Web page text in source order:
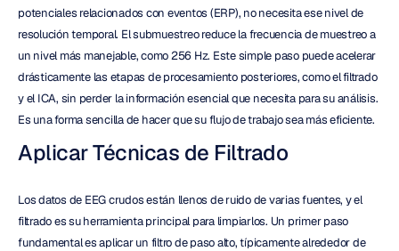
potenciales relacionados con eventos (ERP), no necesita ese nivel de
resolución temporal. El submuestreo reduce la frecuencia de muestreo a
un nivel más manejable, como 256 Hz. Este simple paso puede acelerar
drásticamente las etapas de procesamiento posteriores, como el filtrado
y el ICA, sin perder la información esencial que necesita para su análisis.
Es una forma sencilla de hacer que su flujo de trabajo sea más eficiente.
Aplicar Técnicas de Filtrado
Los datos de EEG crudos están llenos de ruido de varias fuentes, y el
filtrado es su herramienta principal para limpiarlos. Un primer paso
fundamental es aplicar un filtro de paso alto, típicamente alrededor de